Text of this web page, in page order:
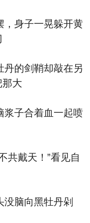
身子一晃躲开黄
的剑鞘却敲在另
大
子合着血一起喷
共戴天！”看见自
脑向黑牡丹剁